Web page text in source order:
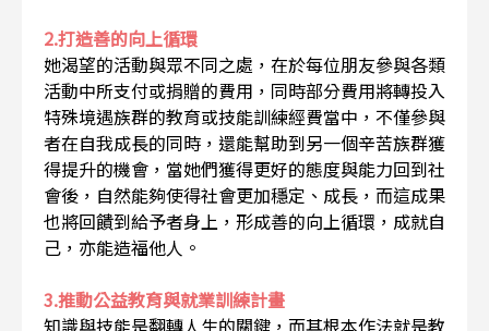
2.打造善的向上循環
她渴望的活動與眾不同之處，在於每位朋友參與各類
活動中所支付或捐贈的費用，同時部分費用將轉投入
特殊境遇族群的教育或技能訓練經費當中，不僅參與
者在自我成長的同時，還能幫助到另一個辛苦族群獲
得提升的機會，當她們獲得更好的態度與能力回到社
會後，自然能夠使得社會更加穩定、成長，而這成果
也將回饋到給予者身上，形成善的向上循環，成就自
己，亦能造福他人。
3.推動公益教育與就業訓練計畫
知識與技能是翻轉人生的關鍵，而其根本作法就是教